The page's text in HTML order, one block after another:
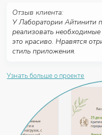
Отзыв клиента:
У Лаборатории Айтинити
реализовать
это красиво. Нравятся
стиль приложения.
Узнать больше о проекте